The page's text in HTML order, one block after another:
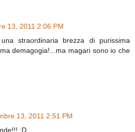
13, 2011 2:06 PM
straordinaria brezza di purissima
demagogia!...ma magari sono io che
13, 2011 2:51 PM
:D